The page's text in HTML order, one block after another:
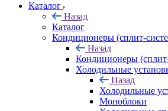
Каталог
Назад
Каталог
Кондиционеры (сплит-
Назад
Кондиционеры
Холодильные
Назад
Холодильные
Моноблоки